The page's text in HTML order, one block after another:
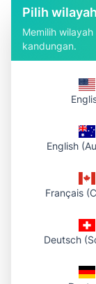
Email
Mesej
Hantar mesej
Apa yang
dalam 1-2
tajuk yang
Pilih
Memilih
kandungan.
English
Français
Deutsch